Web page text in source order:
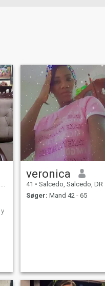
veronica
41 • Salcedo, Salcedo, DR Dominikanske
Søger: Mand 42 - 65